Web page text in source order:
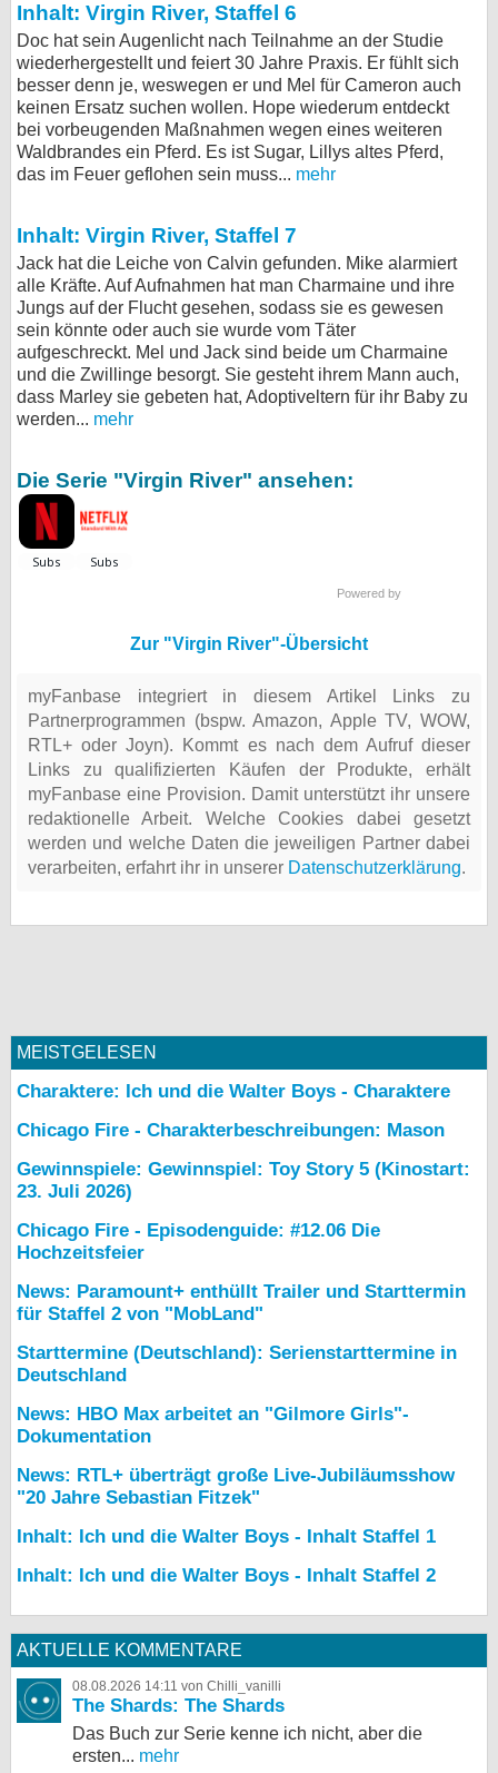
Inhalt: Virgin River, Staffel 6
Doc hat sein Augenlicht nach Teilnahme an der Studie
wiederhergestellt und feiert 30 Jahre Praxis. Er fühlt sich
besser denn je, weswegen er und Mel für Cameron auch
keinen Ersatz suchen wollen. Hope wiederum entdeckt
bei vorbeugenden Maßnahmen wegen eines weiteren
Waldbrandes ein Pferd. Es ist Sugar, Lillys altes Pferd,
das im Feuer geflohen sein muss... mehr
Inhalt: Virgin River, Staffel 7
Jack hat die Leiche von Calvin gefunden. Mike alarmiert
alle Kräfte. Auf Aufnahmen hat man Charmaine und ihre
Jungs auf der Flucht gesehen, sodass sie es gewesen
sein könnte oder auch sie wurde vom Täter
aufgeschreckt. Mel und Jack sind beide um Charmaine
und die Zwillinge besorgt. Sie gesteht ihrem Mann auch,
dass Marley sie gebeten hat, Adoptiveltern für ihr Baby zu
werden... mehr
Die Serie "Virgin River" ansehen:
Powered by
Zur "Virgin River"-Übersicht
myFanbase integriert in diesem Artikel Links zu
Partnerprogrammen (bspw. Amazon, Apple TV, WOW,
RTL+ oder Joyn). Kommt es nach dem Aufruf dieser
Links zu qualifizierten Käufen der Produkte, erhält
myFanbase eine Provision. Damit unterstützt ihr unsere
redaktionelle Arbeit. Welche Cookies dabei gesetzt
werden und welche Daten die jeweiligen Partner dabei
verarbeiten, erfahrt ihr in unserer Datenschutzerklärung.
MEISTGELESEN
Charaktere: Ich und die Walter Boys - Charaktere
Chicago Fire - Charakterbeschreibungen: Mason
Gewinnspiele: Gewinnspiel: Toy Story 5 (Kinostart:
23. Juli 2026)
Chicago Fire - Episodenguide: #12.06 Die
Hochzeitsfeier
News: Paramount+ enthüllt Trailer und Starttermin
für Staffel 2 von "MobLand"
Starttermine (Deutschland): Serienstarttermine in
Deutschland
News: HBO Max arbeitet an "Gilmore Girls"-
Dokumentation
News: RTL+ überträgt große Live-Jubiläumsshow
"20 Jahre Sebastian Fitzek"
Inhalt: Ich und die Walter Boys - Inhalt Staffel 1
Inhalt: Ich und die Walter Boys - Inhalt Staffel 2
AKTUELLE KOMMENTARE
08.08.2026 14:11 von Chilli_vanilli
The Shards: The Shards
Das Buch zur Serie kenne ich nicht, aber die
ersten... mehr